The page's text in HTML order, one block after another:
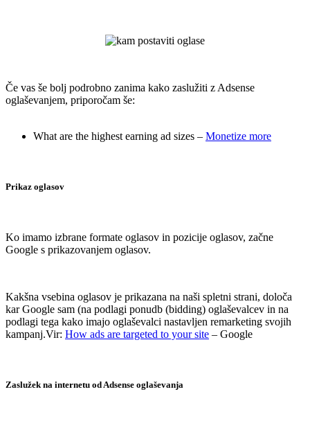
Če vas še bolj podrobno zanima kako zaslužiti z Adsense
oglaševanjem, priporočam še:
What are the highest earning ad sizes – Monetize more
Prikaz oglasov
Ko imamo izbrane formate oglasov in pozicije oglasov, začne
Google s prikazovanjem oglasov.
Kakšna vsebina oglasov je prikazana na naši spletni strani, določa
kar Google sam (na podlagi ponudb (bidding) oglaševalcev in na
podlagi tega kako imajo oglaševalci nastavljen remarketing svojih
kampanj.Vir: How ads are targeted to your site – Google
Zaslužek na internetu od Adsense oglaševanja